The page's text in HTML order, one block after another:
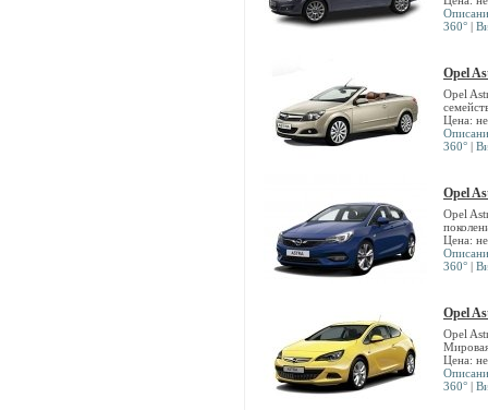
360° |
Opel
Opel
Цена:
360° |
Opel
Opel
Цена:
360° |
Opel
Opel
Цена:
360° |